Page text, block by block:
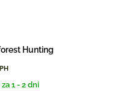
Hunting
1 - 2 dni